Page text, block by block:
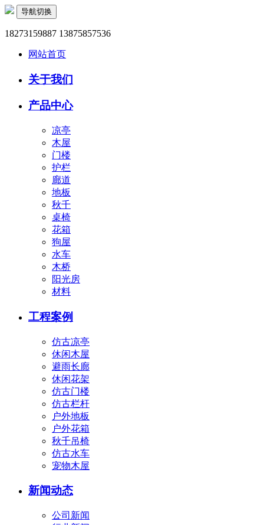
导航切换
18273159887 13875857536
网站首页
关于我们
产品中心
凉亭
木屋
门楼
护栏
廊道
地板
秋千
桌椅
花箱
狗屋
水车
木桥
阳光房
材料
工程案例
仿古凉亭
休闲木屋
避雨长廊
休闲花架
仿古门楼
仿古栏杆
户外地板
户外花箱
秋千吊椅
仿古水车
宠物木屋
新闻动态
公司新闻